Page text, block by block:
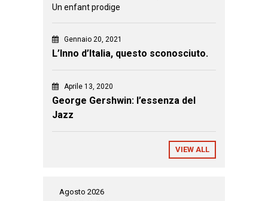
Un enfant prodige
Gennaio 20, 2021
L’Inno d’Italia, questo sconosciuto.
Aprile 13, 2020
George Gershwin: l’essenza del
Jazz
VIEW ALL
Agosto 2026